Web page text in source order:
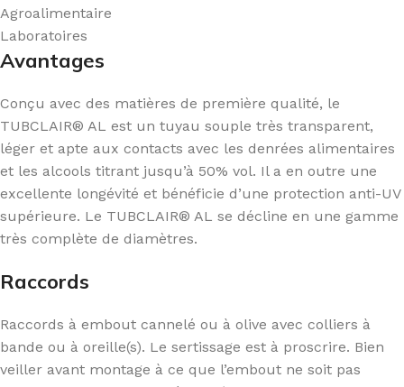
Agroalimentaire
Laboratoires
Avantages
Conçu avec des matières de première qualité, le
TUBCLAIR® AL est un tuyau souple très transparent,
léger et apte aux contacts avec les denrées alimentaires
et les alcools titrant jusqu’à 50% vol. Il a en outre une
excellente longévité et bénéficie d’une protection anti-UV
supérieure. Le TUBCLAIR® AL se décline en une gamme
très complète de diamètres.
Raccords
Raccords à embout cannelé ou à olive avec colliers à
bande ou à oreille(s). Le sertissage est à proscrire. Bien
veiller avant montage à ce que l’embout ne soit pas